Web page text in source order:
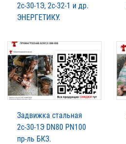
2с-30-1Э, 2с-32-1 и др.
ЭНЕРГЕТИКУ.
Задвижка стальная
2с-30-1Э DN80 PN100
пр-ль БКЗ.